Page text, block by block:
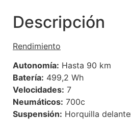
Descripción
Rendimiento
Autonomía: Hasta 90 km
Batería: 499,2 Wh
Velocidades: 7
Neumáticos: 700c
Suspensión: Horquilla